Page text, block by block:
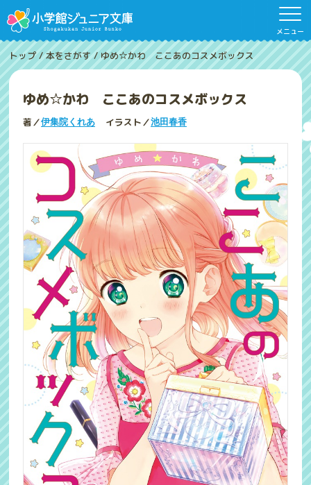
メニュー
トップ /本をさがす /ゆめ☆かわ ここあのコスメボックス
ゆめ☆かわ ここあのコスメボックス
著／伊集院くれあ イラスト／池田春香